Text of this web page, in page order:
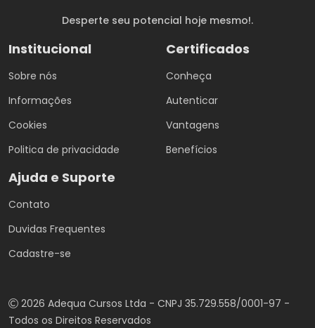
Desperte seu potencial hoje mesmo!.
Institucional
Sobre nós
Informações
Cookies
Politica de privacidade
Certificados
Conheça
Autenticar
Vantagens
Benefícios
Ajuda e Suporte
Contato
Duvidas Frequentes
Cadastre-se
2026 Adequa Cursos Ltda - CNPJ 35.729.558/0001-97 -
Todos os Direitos Reservados